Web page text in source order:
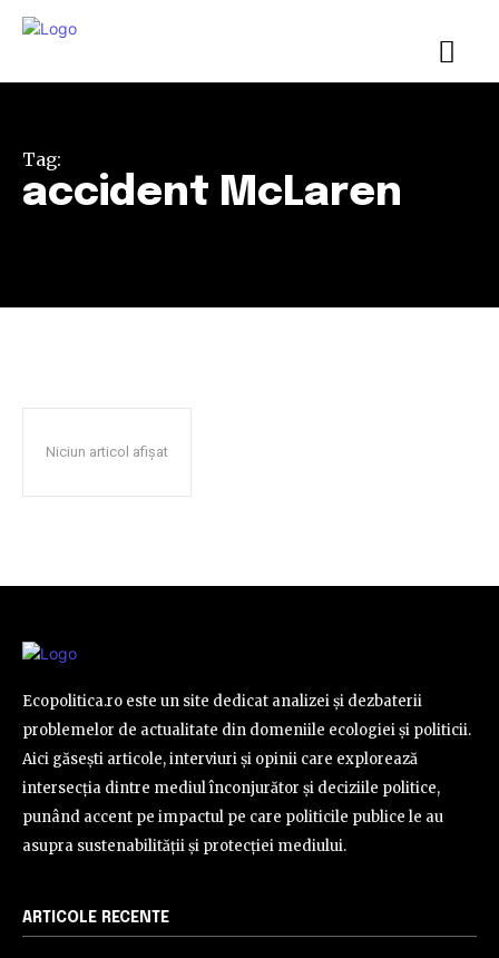
Tag:
accident McLaren
Niciun articol afișat
Ecopolitica.ro este un site dedicat analizei și dezbaterii
problemelor de actualitate din domeniile ecologiei și politicii.
Aici găsești articole, interviuri și opinii care explorează
intersecția dintre mediul înconjurător și deciziile politice,
punând accent pe impactul pe care politicile publice le au
asupra sustenabilității și protecției mediului.
ARTICOLE RECENTE